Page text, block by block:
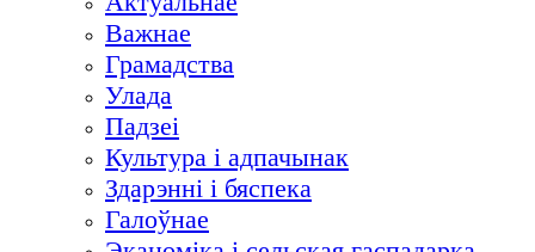
Важнае
Грамадства
Улада
Падзеі
Культура і адпачынак
Здарэнні і бяспека
Галоўнае